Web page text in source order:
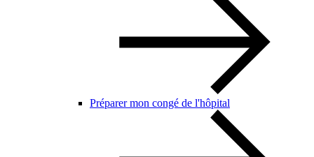
Préparer mon congé de l'hôpital